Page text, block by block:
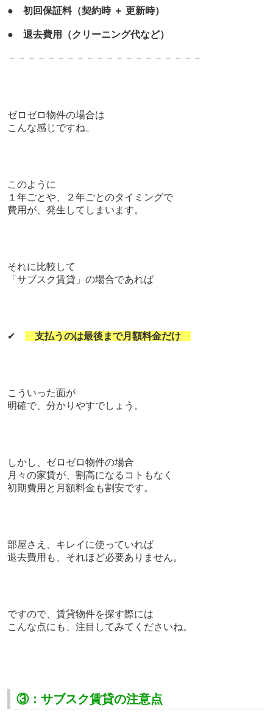
● 初回保証料（契約時 ＋ 更新時）
● 退去費用（クリーニング代など）
－－－－－－－－－－－－－ －－－－－－－
ゼロゼロ物件の場合は
こんな感じですね。
このように
１年ごとや、２年ごとのタイミングで
費用が、発生してしまいます。
それに比較して
「サブスク賃貸」の場合であれば
✔ 支払うのは最後まで月額料金だけ
こういった面が
明確で、分かりやすでしょう。
しかし、ゼロゼロ物件の場合
月々の家賃が、割高になるコトもなく
初期費用と月額料金も割安です。
部屋さえ、キレイに使っていれば
退去費用も、それほど必要ありません。
ですので、賃貸物件を探す際には
こんな点にも、注目してみてくださいね。
③：サブスク賃貸の注意点